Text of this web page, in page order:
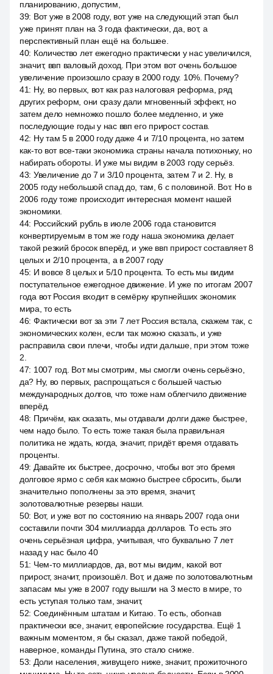
планированию, допустим,
39: Вот уже в 2008 году, вот уже на следующий этап был
уже принят план на 3 года фактически, да, вот, а
перспективный план ещё на большее.
40: Количество лет ежегодно практически у нас увеличился,
значит, ввп валовый доход. При этом вот очень большое
увеличение произошло сразу в 2000 году. 10%. Почему?
41: Ну, во первых, вот как раз налоговая реформа, ряд
других реформ, они сразу дали мгновенный эффект, но
затем дело немножко пошло более медленно, и уже
последующие годы у нас ввп его прирост состав.
42: Ну там 5 в 2000 году даже 4 и 7/10 процента, но затем
как-то вот все-таки экономика страны начала потихоньку, но
набирать обороты. И уже мы видим в 2003 году серьёз.
43: Увеличение до 7 и 3/10 процента, затем 7 и 2. Ну, в
2005 году небольшой спад до, там, 6 с половиной. Вот. Но в
2006 году тоже происходит интересная момент нашей
экономики.
44: Российский рубль в июле 2006 года становится
конвертируемым в том же году наша экономика делает
такой резкий бросок вперёд, и уже ввп прирост составляет 8
целых и 2/10 процента, а в 2007 году
45: И вовсе 8 целых и 5/10 процента. То есть мы видим
поступательное ежегодное движение. И уже по итогам 2007
года вот Россия входит в семёрку крупнейших экономик
мира, то есть
46: Фактически вот за эти 7 лет Россия встала, скажем так, с
экономических колен, если так можно сказать, и уже
расправила свои плечи, чтобы идти дальше, при этом тоже
2.
47: 1007 год. Вот мы смотрим, мы смогли очень серьёзно,
да? Ну, во первых, распрощаться с большей частью
международных долгов, что тоже нам облегчило движение
вперёд.
48: Причём, как сказать, мы отдавали долги даже быстрее,
чем надо было. То есть тоже такая была правильная
политика не ждать, когда, значит, придёт время отдавать
проценты.
49: Давайте их быстрее, досрочно, чтобы вот это бремя
долговое ярмо с себя как можно быстрее сбросить, были
значительно пополнены за это время, значит,
золотовалютные резервы наши.
50: Вот, и уже вот по состоянию на январь 2007 года они
составили почти 304 миллиарда долларов. То есть это
очень серьёзная цифра, учитывая, что буквально 7 лет
назад у нас было 40
51: Чем-то миллиардов, да, вот мы видим, какой вот
прирост, значит, произошёл. Вот, и даже по золотовалютным
запасам мы уже в 2007 году вышли на 3 место в мире, то
есть уступая только там, значит,
52: Соединённым штатам и Китаю. То есть, обогнав
практически все, значит, европейские государства. Ещё 1
важным моментом, я бы сказал, даже такой победой,
наверное, команды Путина, это стало сниже.
53: Доли населения, живущего ниже, значит, прожиточного